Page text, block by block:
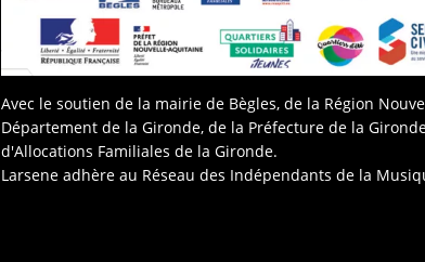
Avec le soutien de la mairie de Bègles, de la Région
Département de la Gironde, de la Préfecture de la
d'Allocations Familiales de la Gironde.
Larsene adhère au Réseau des Indépendants de la